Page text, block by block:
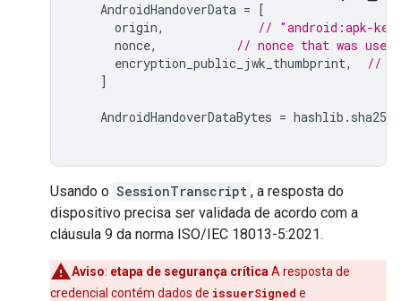
AndroidHandoverData = [
origin,
// "android:apk-key-
nonce,
// nonce that was
encryption_public_jwk_thumbprint,
//
]
AndroidHandoverDataBytes = hashlib . sha256
Usando o SessionTranscript , a resposta do
dispositivo precisa ser validada de acordo com a
cláusula 9 da norma ISO/IEC 18013-5:2021.
Aviso: etapa de segurança crítica A resposta de
credencial contém dados de issuerSigned e